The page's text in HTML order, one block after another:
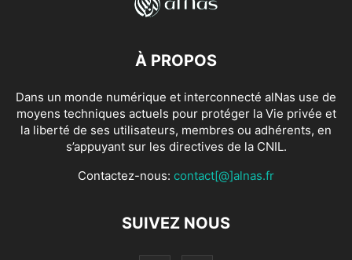
À PROPOS
Dans un monde numérique et interconnecté alNas use de
moyens techniques actuels pour protéger la Vie privée et
la liberté de ses utilisateurs, membres ou adhérents, en
s’appuyant sur les directives de la CNIL.
Contactez-nous: contact[@]alnas.fr
SUIVEZ NOUS